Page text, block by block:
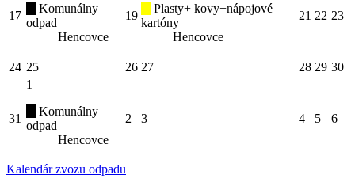
17
Komunálny
odpad
Hencovce
19
Plasty+ kovy+nápojové
kartóny
Hencovce
21 22 23
24 25 26 27 28 29 30
31
1
Komunálny
odpad
Hencovce
2 3 4 5 6
Kalendár zvozu odpadu